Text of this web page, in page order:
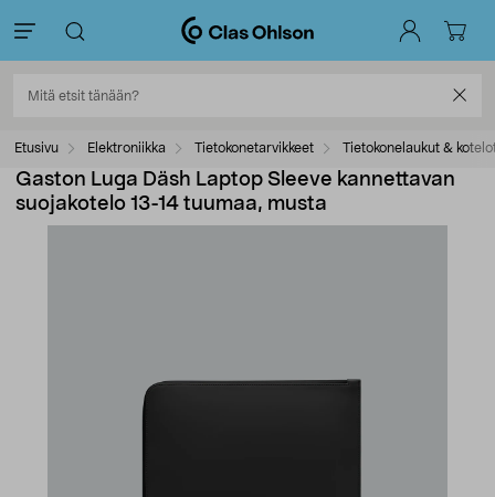
Etusivu Elektroniikka Tietokonetarvikkeet Tietokonelaukut &
Gaston Luga Däsh Laptop Sleeve kannettavan
suojakotelo 13-14 tuumaa, musta